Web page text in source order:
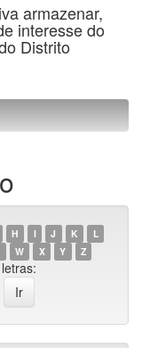
armazenar,
interesse do
Distrito
H I J K
L
W X Y Z